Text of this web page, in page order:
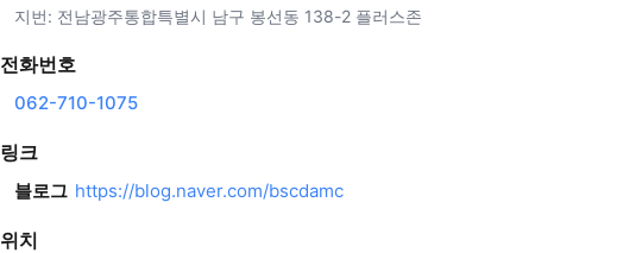
지번: 전남광주통합특별시 남구 봉선동 138-2 플러스존
전화번호
062-710-1075
링크
블로그 https://blog.naver.com/bscdamc
위치